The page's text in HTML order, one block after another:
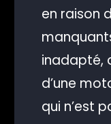
en raison
inadapté,
d’une
qui n’est